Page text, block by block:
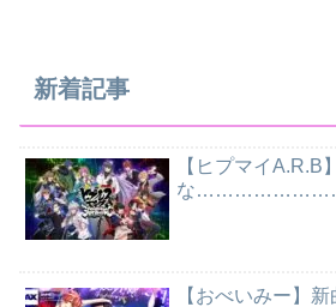
新着記事
【ヒプマイA.R.B
な
【おべいみー】